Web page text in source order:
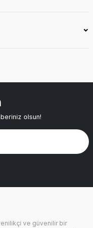
olsun!
yenilikçi ve güvenilir bir